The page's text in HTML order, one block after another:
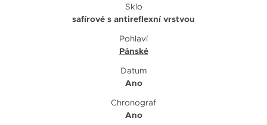
Sklo
safírové s antireflexní vrstvou
Pohlaví
Pánské
Datum
Ano
Chronograf
Ano